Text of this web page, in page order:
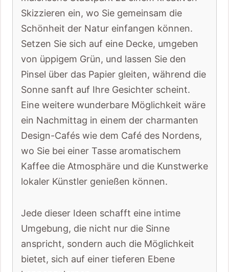
Skizzieren ein, wo Sie gemeinsam die
Schönheit der Natur einfangen können.
Setzen Sie sich auf eine Decke, umgeben
von üppigem Grün, und lassen Sie den
Pinsel über das Papier gleiten, während die
Sonne sanft auf Ihre Gesichter scheint.
Eine weitere wunderbare Möglichkeit wäre
ein Nachmittag in einem der charmanten
Design-Cafés wie dem Café des Nordens,
wo Sie bei einer Tasse aromatischem
Kaffee die Atmosphäre und die Kunstwerke
lokaler Künstler genießen können.
Jede dieser Ideen schafft eine intime
Umgebung, die nicht nur die Sinne
anspricht, sondern auch die Möglichkeit
bietet, sich auf einer tieferen Ebene